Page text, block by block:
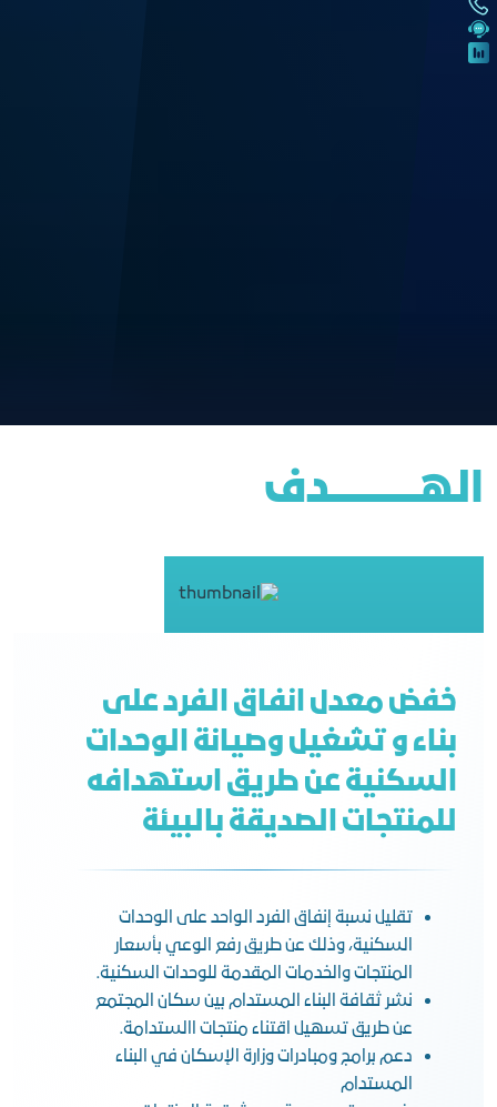
الهــــــــــــــــدف
خفض معدل انفاق الفرد على
بناء و تشغيل وصيانة الوحدات
السكنية عن طريق استهدافه
للمنتجات الصديقة بالبيئة
تقليل نسبة إنفاق الفرد الواحد على الوحدات
السكنية، وذلك عن طريق رفع الوعي بأسعار
المنتجات والخدمات المقدمة للوحدات السكنية.
نشر ثقافة البناء المستدام بين سكان المجتمع
عن طريق تسهيل اقتناء منتجات االستدامة.
دعم برامج ومبادرات وزارة الإسكان في البناء
المستدام